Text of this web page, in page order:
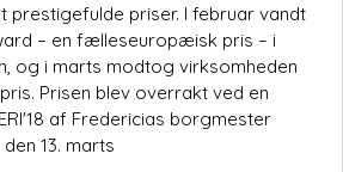
prestigefulde priser. I februar vandt
– en fælleseuropæisk pris – i
og i marts modtog virksomheden
Prisen blev overrakt ved en
af Fredericias borgmester
13. marts